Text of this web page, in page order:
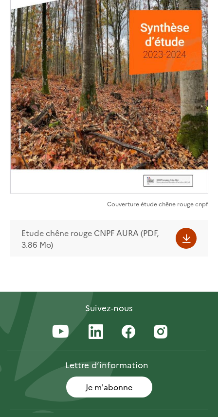
Couverture étude chêne rouge cnpf
Etude chêne rouge CNPF AURA (PDF,
3.86 Mo)
Suivez-nous
Lettred’information
Je m'abonne